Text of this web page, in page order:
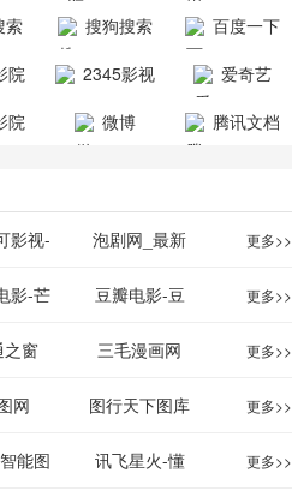
航-办公运营
索
搜狗搜索
百度一下
院
2345影视
大全
爱奇艺
VIP会员
院
微博 腾讯文档
影视-
免费提
高清电
泡剧网_最新
电视剧免费在
线观看_热播
电视剧大全
更多>>
影-芒
站电影
道
豆瓣电影-豆
瓣电影提供最
新的电影介绍
及评论包括上
更多>>
之窗
原创
三毛漫画网
_www.sanmao.com.cn_
动漫原创
更多>>
网 图行天下图库 更多>>
能图 讯飞星火-懂 更多>>